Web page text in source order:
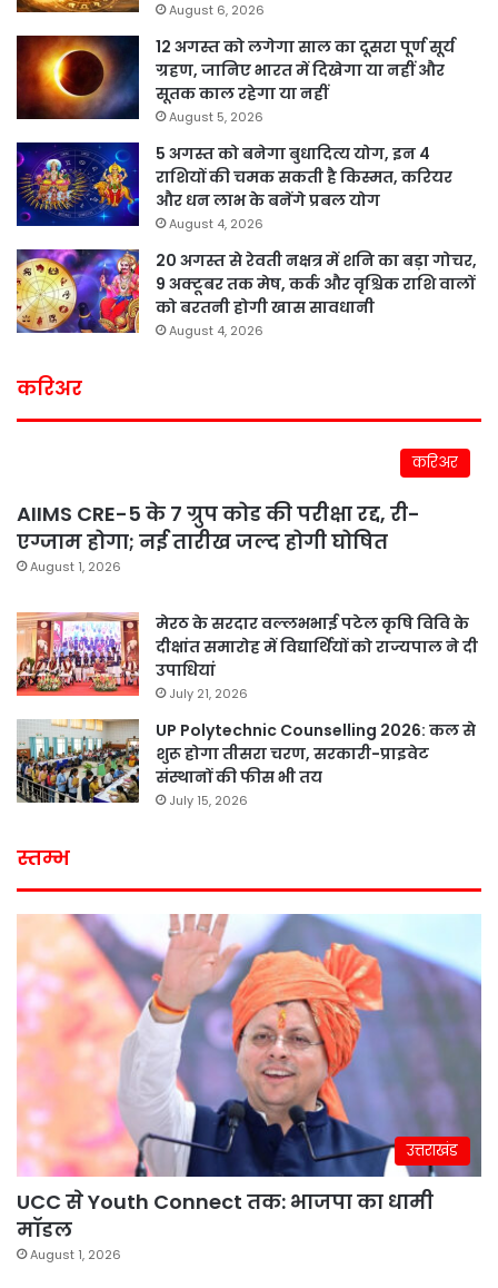
August 6, 2026
12 अगस्त को लगेगा साल का दूसरा पूर्ण सूर्य
ग्रहण, जानिए भारत में दिखेगा या नहीं और
सूतक काल रहेगा या नहीं
August 5, 2026
5 अगस्त को बनेगा बुधादित्य योग, इन 4
राशियों की चमक सकती है किस्मत, करियर
और धन लाभ के बनेंगे प्रबल योग
August 4, 2026
20 अगस्त से रेवती नक्षत्र में शनि का बड़ा गोचर,
9 अक्टूबर तक मेष, कर्क और वृश्चिक राशि वालों
को बरतनी होगी खास सावधानी
August 4, 2026
करिअर
करिअर
AIIMS CRE-5 के 7 ग्रुप कोड की परीक्षा रद्द, री-
एग्जाम होगा; नई तारीख जल्द होगी घोषित
August 1, 2026
मेरठ के सरदार वल्लभभाई पटेल कृषि विवि के
दीक्षांत समारोह में विद्यार्थियों को राज्यपाल ने दी
उपाधियां
July 21, 2026
UP Polytechnic Counselling 2026: कल से
शुरू होगा तीसरा चरण, सरकारी-प्राइवेट
संस्थानों की फीस भी तय
July 15, 2026
स्तम्भ
उत्तराखंड
UCC से Youth Connect तक: भाजपा का धामी
मॉडल
August 1, 2026